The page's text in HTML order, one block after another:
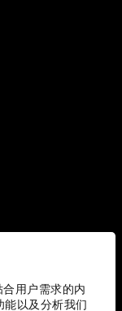
用户需求的内
能以及分析我们